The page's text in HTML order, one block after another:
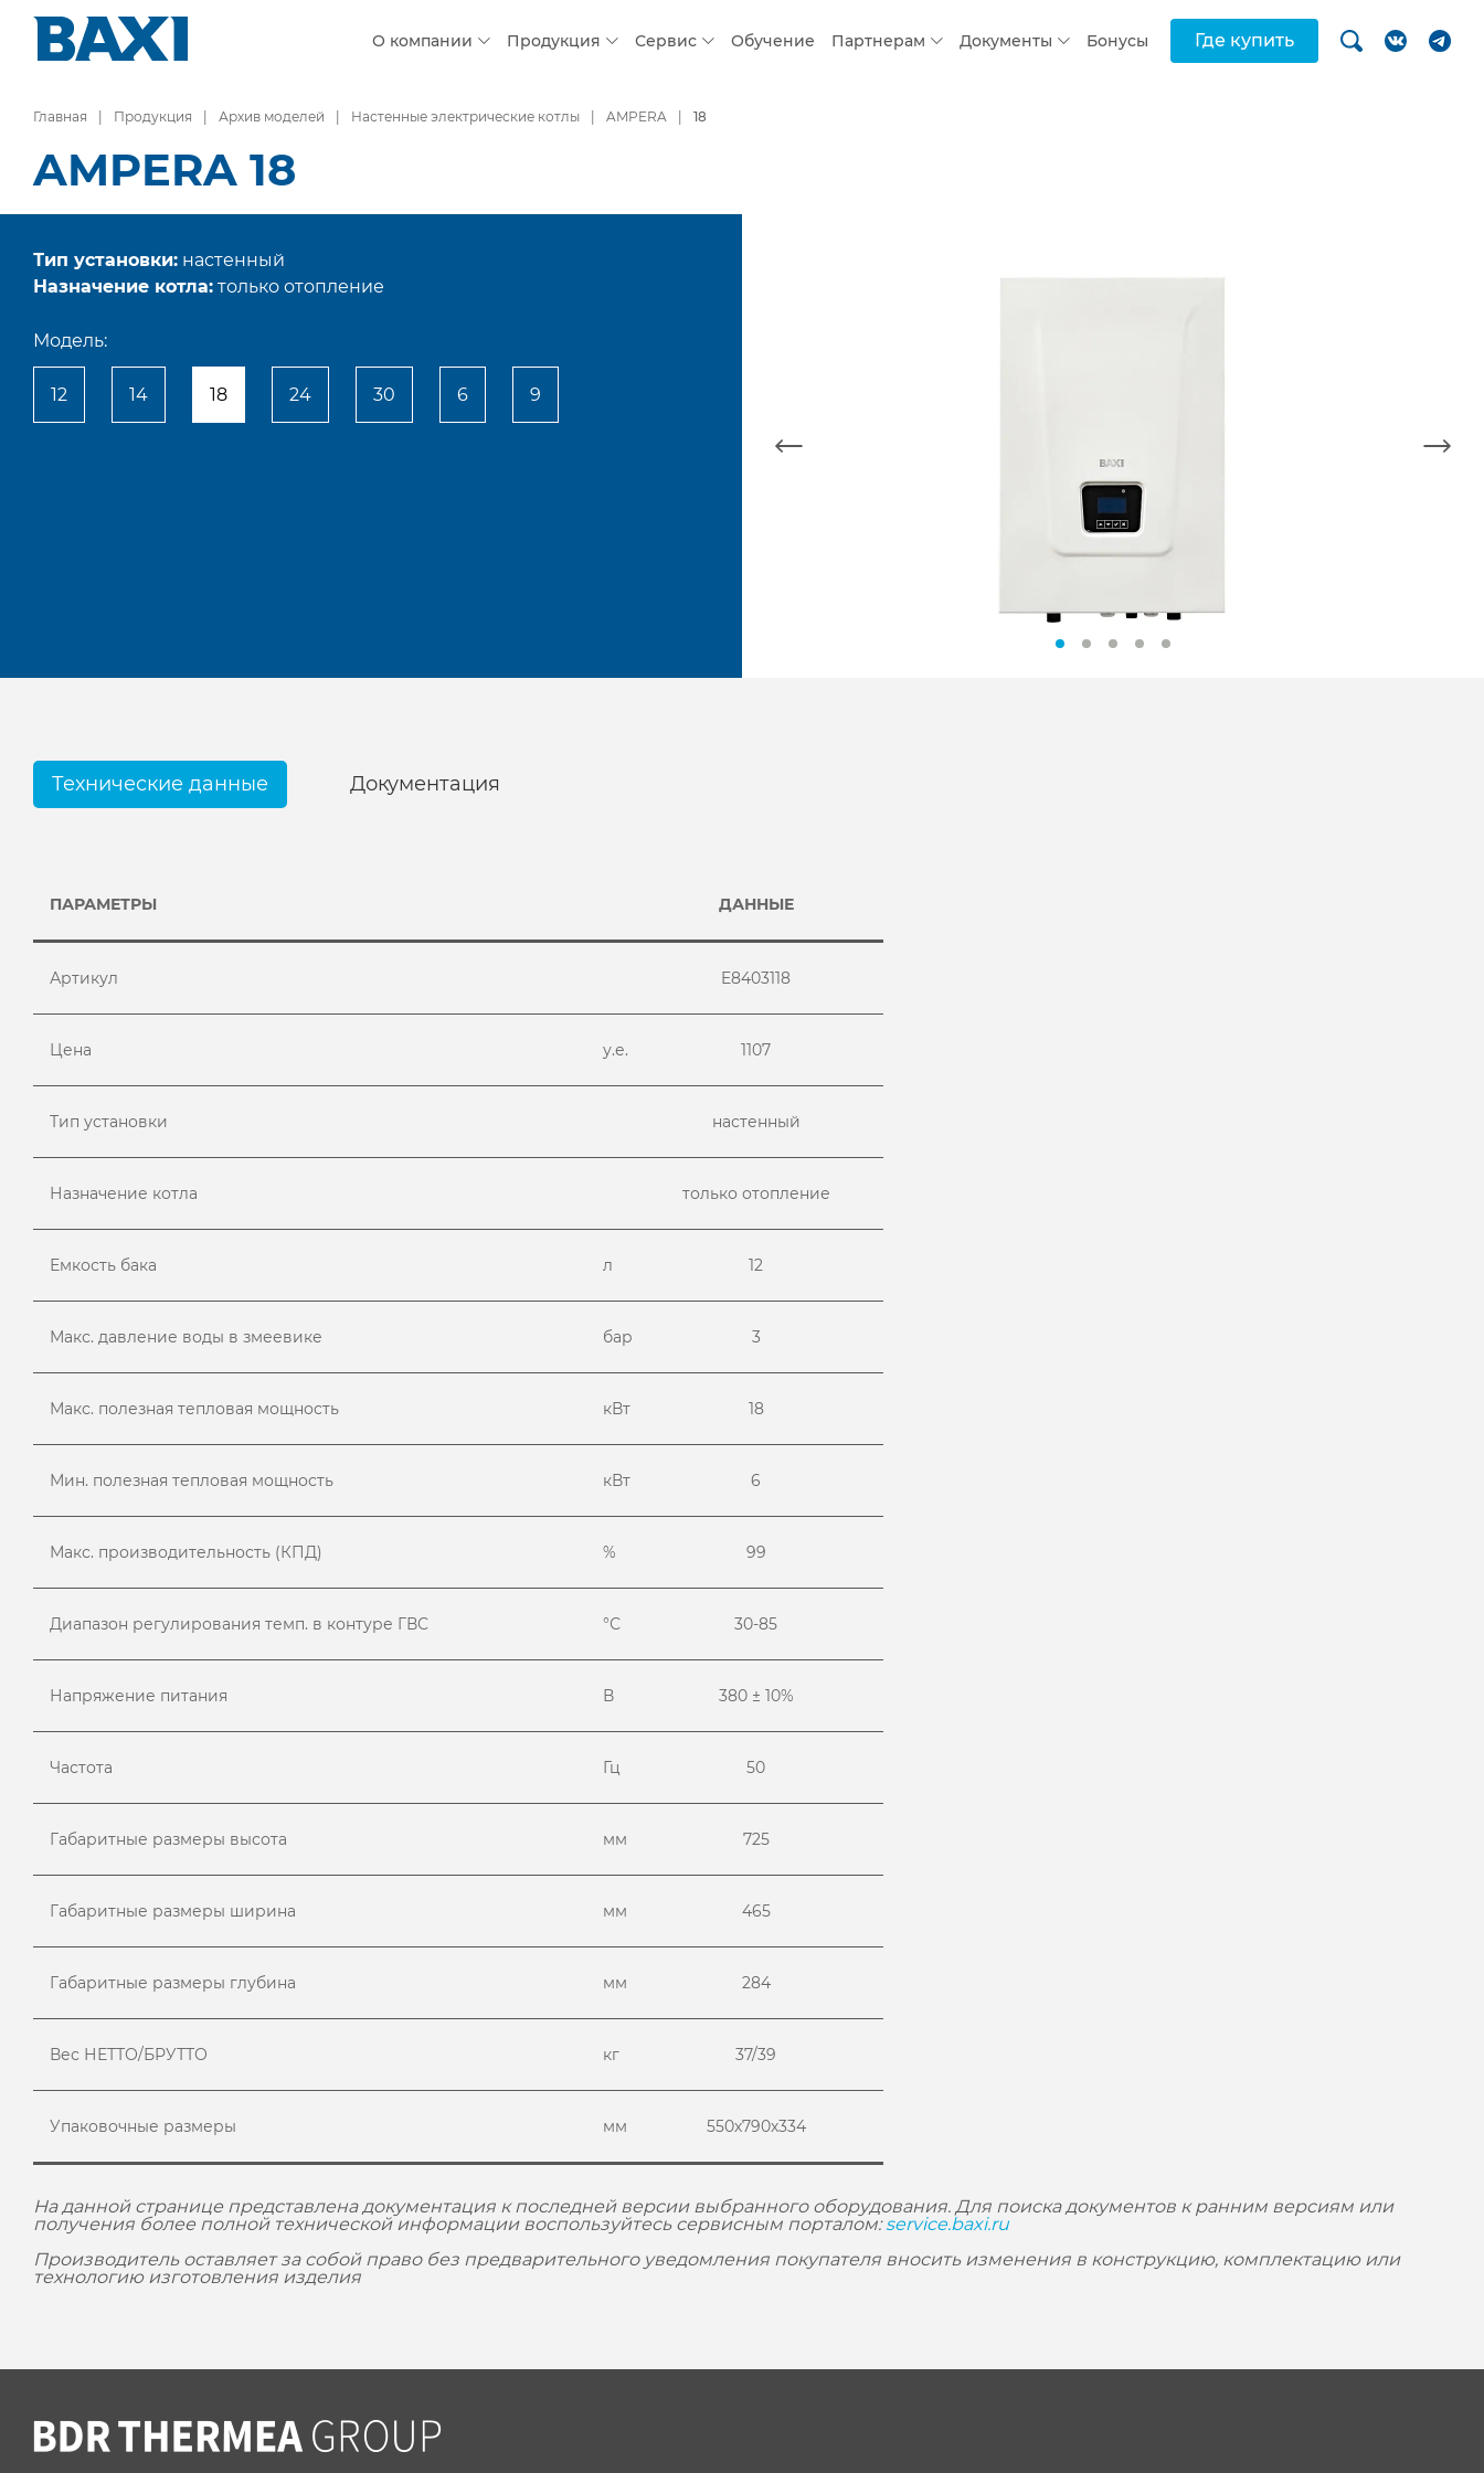
О компании Продукция Сервис Обучение Партнерам Документы Бонусы Где купить
Главная Продукция Архив моделей Настенные электрические котлы AMPERA 18
AMPERA 18
Тип установки: настенный
Назначение котла: только отопление
Модель:
12 14 18 24 30 6 9
Технические данные Документация
ПАРАМЕТРЫ ДАННЫЕ
Артикул E8403118
Цена у.е. 1107
Тип установки настенный
Назначение котла только отопление
Емкость бака л 12
Макс. давление воды в змеевике бар 3
Макс. полезная тепловая мощность кВт 18
Мин. полезная тепловая мощность кВт 6
Макс. производительность (КПД) % 99
Диапазон регулирования темп. в контуре ГВС °С 30-85
Напряжение питания В 380 ± 10%
Частота Гц 50
Габаритные размеры высота мм 725
Габаритные размеры ширина мм 465
Габаритные размеры глубина мм 284
Вес НЕТТО/БРУТТО кг 37/39
Упаковочные размеры мм 550х790х334
На данной странице представлена документация к последней версии выбранного оборудования. Для поиска документов к ранним версиям или
получения более полной технической информации воспользуйтесь сервисным порталом:service.baxi.ru
Производитель оставляет за собой право без предварительного уведомления покупателя вносить изменения в конструкцию, комплектацию или
технологию изготовления изделия